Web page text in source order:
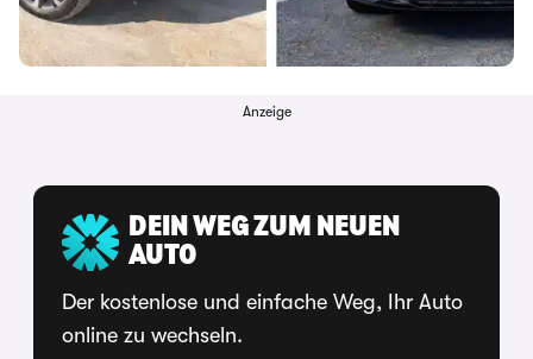
Anzeige
DEIN WEG ZUM NEUEN
AUTO
Der kostenlose und einfache Weg, Ihr Auto
online zu wechseln.